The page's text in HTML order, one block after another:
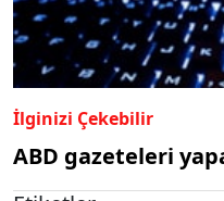
İlginizi Çekebilir
ABD gazeteleri